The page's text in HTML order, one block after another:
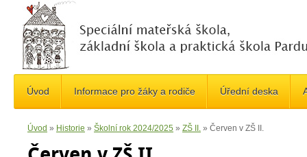
Úvod Informace pro žáky a rodiče Úřední deska
Úvod » Historie » Školní rok 2024/2025 » ZŠ II. » Červen v ZŠ II.